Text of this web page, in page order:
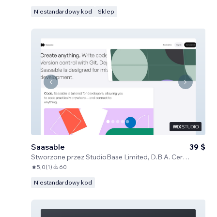
Niestandardowy kod Sklep
Saasable
Stworzone przezStudioBase Limited, D.B.A. Certified Code
39 $
5,0(1) 60
Niestandardowy kod